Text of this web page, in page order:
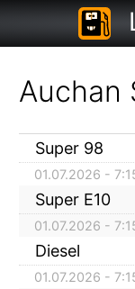
Auchan
Super 98
01.07.2026 -
Super E10
01.07.2026 -
Diesel
01.07.2026 -